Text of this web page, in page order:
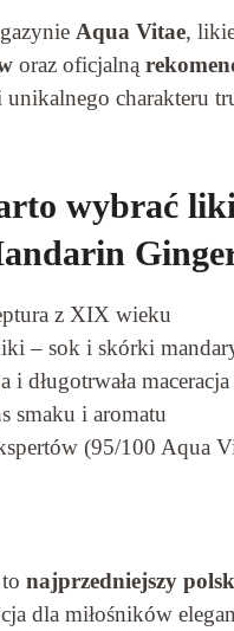
Aqua Vitae,
oraz oficjalną
unikalnego charakteru
wybrać
z XIX wieku
– sok i skórki
długotrwała maceracja
smaku i aromatu
(95/100 Aqua
najprzedniejszy
dla miłośników